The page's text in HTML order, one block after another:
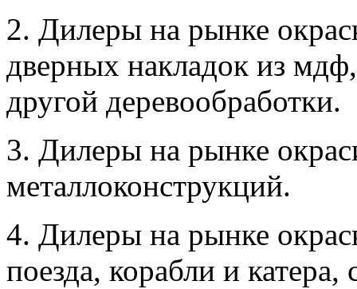
2. Дилеры на рынке
дверных накладок из
другой деревообработки.
3. Дилеры на рынке
металлоконструкций.
4. Дилеры на рынке
поезда, корабли и